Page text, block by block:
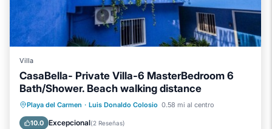
Villa
CasaBella- Private Villa-6 MasterBedroom 6
Bath/Shower. Beach walking distance
Playa del Carmen · Luis Donaldo Colosio 0.58 mi al centro
10.0 Excepcional(2 Reseñas)
Frente al mar Aparcamiento
Piscina
Vista al mar